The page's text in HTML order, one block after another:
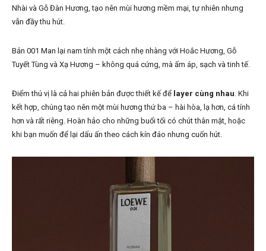
Nhài và Gỗ Đàn Hương, tạo nên mùi hương mềm mại, tự nhiên nhưng
vẫn đầy thu hút.
Bản 001 Man lại nam tính một cách nhẹ nhàng với Hoắc Hương, Gỗ
Tuyết Tùng và Xạ Hương – không quá cứng, mà ấm áp, sạch và tinh tế.
Điểm thú vị là cả hai phiên bản được thiết kế để layer cùng nhau. Khi
kết hợp, chúng tạo nên một mùi hương thứ ba – hài hòa, lạ hơn, cá tính
hơn và rất riêng. Hoàn hảo cho những buổi tối có chút thân mật, hoặc
khi bạn muốn để lại dấu ấn theo cách kín đáo nhưng cuốn hút.